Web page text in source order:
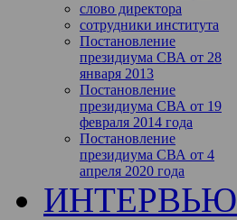
слово директора
сотрудники института
Постановление
президиума СВА от 28
января 2013
Постановление
президиума СВА от 19
февраля 2014 года
Постановление
президиума СВА от 4
апреля 2020 года
ИНТЕРВЬЮ